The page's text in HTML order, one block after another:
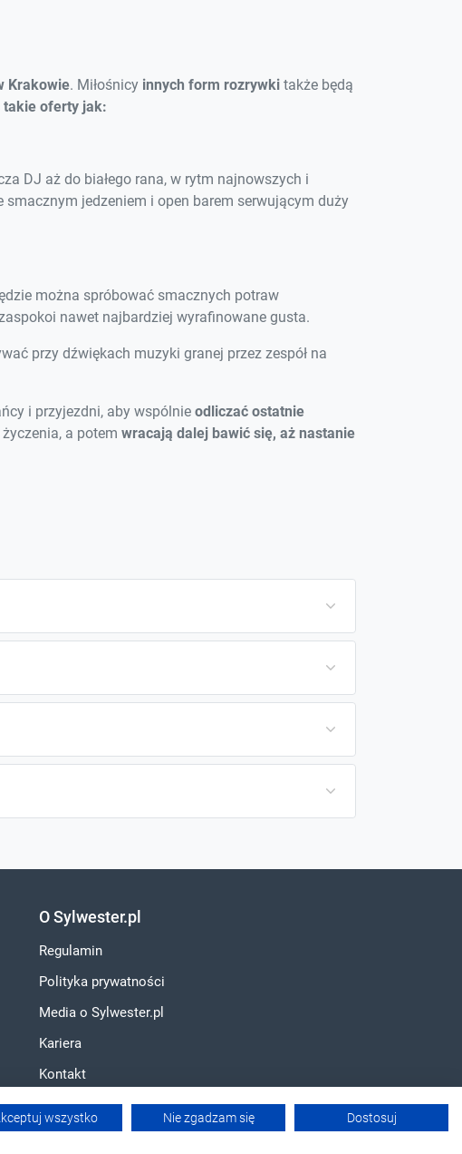
Krakowie. Miłośnicy innych form rozrywki także będą
takie oferty jak:
DJ aż do białego rana, w rytm najnowszych i
jedzeniem i open barem serwującym duży
można spróbować smacznych potraw
nawet najbardziej wyrafinowane gusta.
przy dźwiękach muzyki granej przez zespół na
i przyjezdni, aby wspólnie odliczać ostatnie
a potem wracają dalej bawić się, aż nastanie
O Sylwester.pl
Regulamin
Polityka prywatności
Media o Sylwester.pl
Kariera
Kontakt
wszystko Nie zgadzam się Dostosuj